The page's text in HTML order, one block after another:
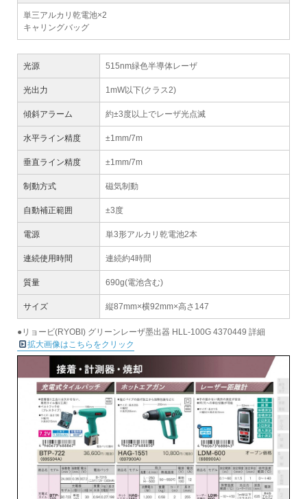
単三アルカリ乾電池×2
キャリングバッグ
光源 515nm緑色半導体レーザ
光出力 1mW以下(クラス2)
傾斜アラーム 約±3度以上でレーザ光点滅
水平ライン精度 ±1mm/7m
垂直ライン精度 ±1mm/7m
制動方式 磁気制動
自動補正範囲 ±3度
電源 単3形アルカリ乾電池2本
連続使用時間 連続約4時間
質量 690g(電池含む)
サイズ 縦87mm×横92mm×高さ147
●リョービ(RYOBI) グリーンレーザ墨出器 HLL-100G 4370449 詳細
拡大画像はこちらをクリック